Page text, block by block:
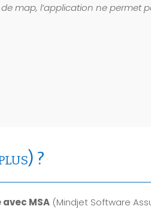
map, l’application ne permet
?
MSA (Mindjet Software